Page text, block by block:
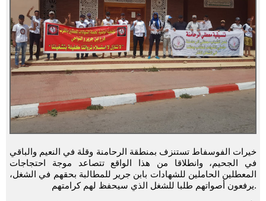
خيرات الفوسفاط تستنزف بمنطقة الرحامنة وقلة في النعيم والباقي
في الجحيم، وانطلاقا من هذا الواقع تتصاعد موجة احتجاجات
المعطلين الحاملين للشهادات بابن جرير للمطالبة بحقهم في الشغل،
.يرفعون أصواتهم طلبا للشغل الذي سيحفظ لهم كرامتهم